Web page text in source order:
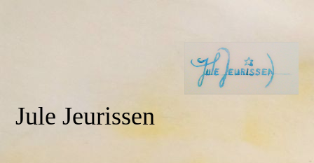
Jule Jeurissen